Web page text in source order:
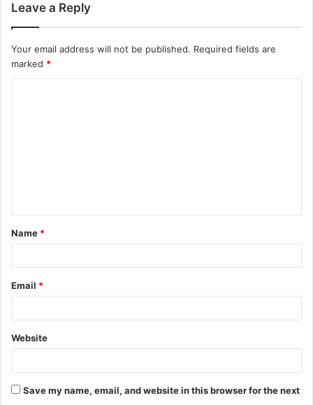
Leave a Reply
Your email address will not be published. Required fields are
marked *
Name *
Email *
Website
Save my name, email, and website in this browser for the next